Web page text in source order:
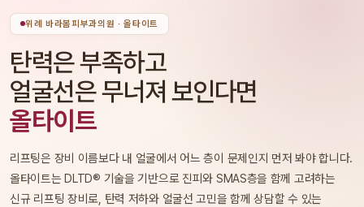
위례 바라봄피부과의원 · 올타이트
탄력은 부족하고
얼굴선은 무너져 보인다면
올타이트
리프팅은 장비 이름보다 내 얼굴에서 어느 층이 문제인지 먼저 봐야 합니다.
올타이트는 DLTD® 기술을 기반으로 진피와 SMAS층을 함께 고려하는
신규 리프팅 장비로, 탄력 저하와 얼굴선 고민을 함께 상담할 수 있는